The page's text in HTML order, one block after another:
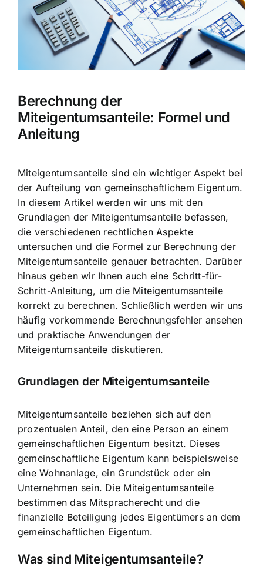
Berechnung der
Miteigentumsanteile: Formel und
Anleitung
Miteigentumsanteile sind ein wichtiger Aspektbei
der Aufteilung von gemeinschaftlichem Eigentum.
In diesem Artikel werden wir uns mit den
Grundlagen der Miteigentumsanteile befassen,
die verschiedenen rechtlichen Aspekte
untersuchen und die Formel zur Berechnung der
Miteigentumsanteile genauer betrachten. Darüber
hinaus geben wir Ihnen auch eine Schritt-für-
Schritt-Anleitung, um die Miteigentumsanteile
korrekt zu berechnen. Schließlich werden wir uns
häufig vorkommende Berechnungsfehler ansehen
und praktische Anwendungen der
Miteigentumsanteile diskutieren.
Grundlagen der Miteigentumsanteile
Miteigentumsanteile beziehen sich auf den
prozentualen Anteil, den eine Person an einem
gemeinschaftlichen Eigentum besitzt. Dieses
gemeinschaftliche Eigentum kann beispielsweise
eine Wohnanlage, ein Grundstück oder ein
Unternehmen sein. Die Miteigentumsanteile
bestimmen das Mitspracherecht und die
finanzielle Beteiligung jedes Eigentümers an dem
gemeinschaftlichen Eigentum.
Was sind Miteigentumsanteile?